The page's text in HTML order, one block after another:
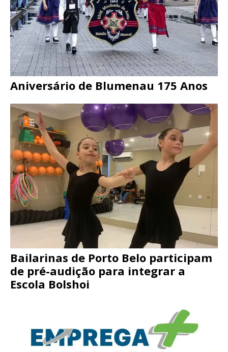
Aniversário de Blumenau 175 Anos
Bailarinas de Porto Belo participam
de pré-audição para integrar a
Escola Bolshoi